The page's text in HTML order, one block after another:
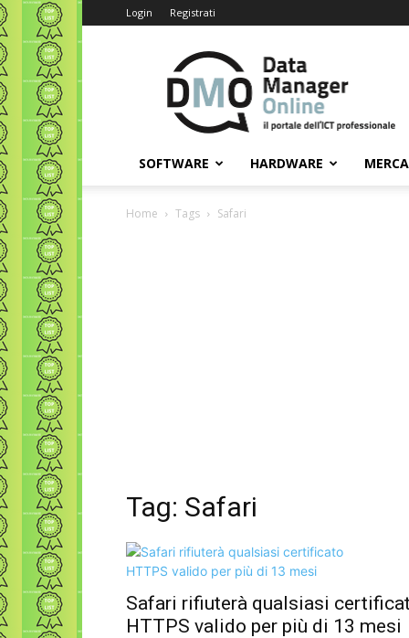
Login Registrati
Data
Manager
Online
SOFTWARE HARDWARE
Home Tags Safari
Tag: Safari
Safari rifiuterà qualsiasi
HTTPS valido per più di 13 mesi